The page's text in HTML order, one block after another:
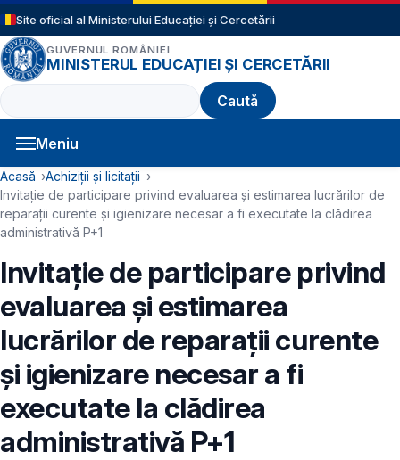
Sari la conținutul principal
Site oficial al Ministerului Educației și Cercetării
GUVERNUL ROMÂNIEI
MINISTERUL EDUCAȚIEI ȘI CERCETĂRII
Caută
Meniu
Navigație principală
Cale de navigare
Acasă
Achiziții și licitații
Invitație de participare privind evaluarea și estimarea lucrărilor de
reparații curente și igienizare necesar a fi executate la clădirea
administrativă P+1
Invitație de participare privind
evaluarea și estimarea
lucrărilor de reparații curente
și igienizare necesar a fi
executate la clădirea
administrativă P+1